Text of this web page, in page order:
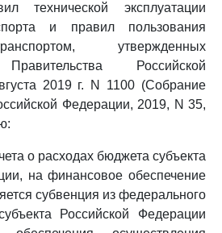
технической эксплуатации
и правил пользования
утвержденных
Российской
2019 г. N 1100 (Собрание
Федерации, 2019, N 35,
о расходах бюджета субъекта
на финансовое обеспечение
субвенция из федерального
Российской Федерации